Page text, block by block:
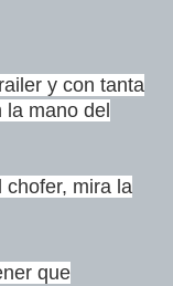
y con tanta
mano del
chofer, mira la
que